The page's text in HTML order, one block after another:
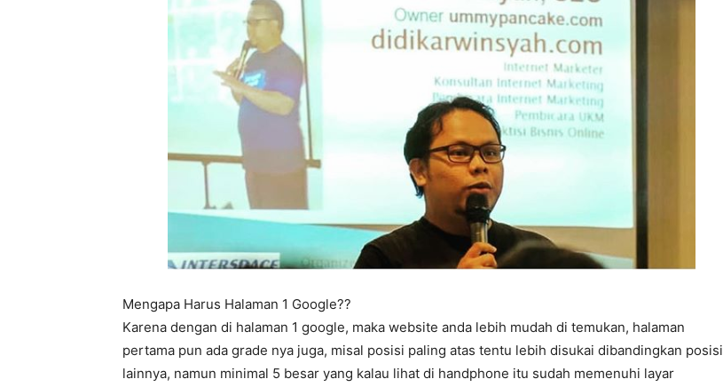
Mengapa Harus Halaman 1 Google??
Karena dengan di halaman 1 google, maka website anda lebih mudah di temukan, halaman
pertama pun ada grade nya juga, misal posisi paling atas tentu lebih disukai dibandingkan posisi
lainnya, namun minimal 5 besar yang kalau lihat di handphone itu sudah memenuhi layar